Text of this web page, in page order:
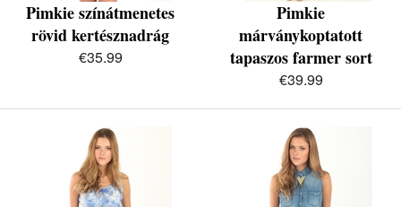
Pimkie színátmenetes
rövid kertésznadrág
€35.99
Pimkie
márványkoptatott
tapaszos farmer sort
€39.99